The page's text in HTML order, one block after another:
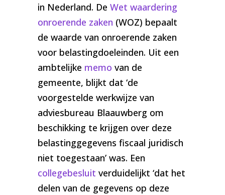
in Nederland. De Wet waardering
onroerende zaken (WOZ) bepaalt
de waarde van onroerende zaken
voor belastingdoeleinden. Uit een
ambtelijke memo van de
gemeente, blijkt dat ‘de
voorgestelde werkwijze van
adviesbureau Blaauwberg om
beschikking te krijgen over deze
belastinggegevens fiscaal juridisch
niet toegestaan’ was. Een
collegebesluit verduidelijkt ‘dat het
delen van de gegevens op deze